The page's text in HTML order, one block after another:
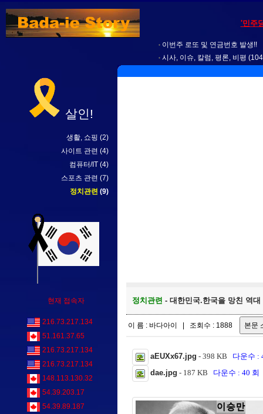
'민주
이번주 로또 및 연금번호 발생!!
시사, 이슈, 칼럼, 평론, 비평
살인!
생활, 쇼핑 (2)
사이트 관련 (4)
컴퓨터/IT (4)
스포츠 관련 (7)
정치관련 (9)
현재 접속자
216.73.217.134
51.161.37.65
216.73.217.134
216.73.217.134
148.113.130.32
54.39.203.17
54.39.89.187
정치관련 - 대한민국.한국을 망친 역
이 름 : 바다아이 | 조회수 : 1888
aEUXx67.jpg - 398 KB 다운수 :
dae.jpg - 187 KB 다운수 : 40 회